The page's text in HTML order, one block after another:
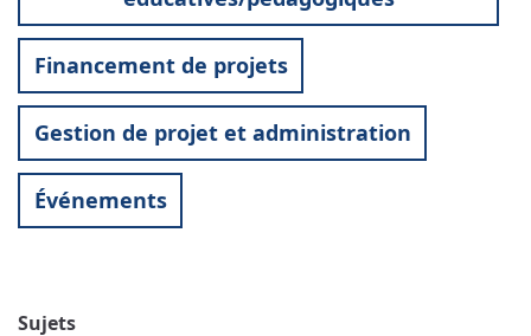
Financement de projets
Gestion de projet et administration
Événements
Sujets